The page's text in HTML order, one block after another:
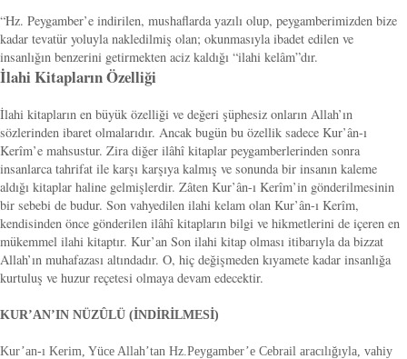
“Hz. Peygamber’e indirilen, mushaflarda yazılı olup, peygamberimizden bize
kadar tevatür yoluyla nakledilmiş olan; okunmasıyla ibadet edilen ve
insanlığın benzerini getirmekten aciz kaldığı “ilahi kelâm”dır.
İlahi Kitapların Özelliği
İlahi kitapların en büyük özelliği ve değeri şüphesiz onların Allah’ın
sözlerinden ibaret olmalarıdır. Ancak bugün bu özellik sadece Kur’ân-ı
Kerîm’e mahsustur. Zira diğer ilâhî kitaplar peygamberlerinden sonra
insanlarca tahrifat ile karşı karşıya kalmış ve sonunda bir insanın kaleme
aldığı kitaplar haline gelmişlerdir. Zâten Kur’ân-ı Kerîm’in gönderilmesinin
bir sebebi de budur. Son vahyedilen ilahi kelam olan Kur’ân-ı Kerîm,
kendisinden önce gönderilen ilâhî kitapların bilgi ve hikmetlerini de içeren en
mükemmel ilahi kitaptır. Kur’an Son ilahi kitap olması itibarıyla da bizzat
Allah’ın muhafazası altındadır. O, hiç değişmeden kıyamete kadar insanlığa
kurtuluş ve huzur reçetesi olmaya devam edecektir.
KUR’AN’IN NÜZÛLÜ (İNDİRİLMESİ)
Kur’an-ı Kerim, Yüce Allah’tan Hz.Peygamber’e Cebrail aracılığıyla, vahiy